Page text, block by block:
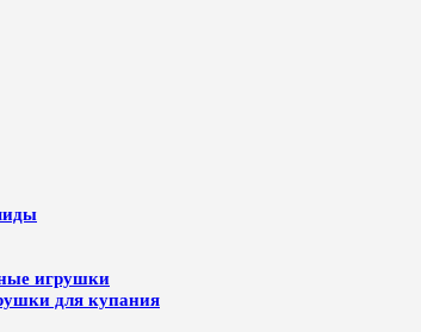
игрушки
для купания